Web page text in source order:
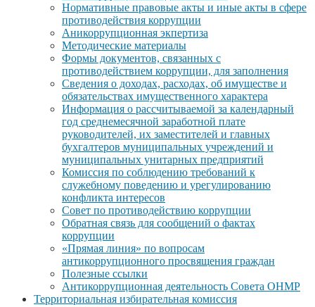
Нормативные правовые акты и иные акты в сфере
противодействия коррупции
Аникоррупционная экпертиза
Методические материалы
Формы документов, связанных с
противодействием коррупции, для заполнения
Сведения о доходах, расходах, об имуществе и
обязательствах имущественного характера
Информация о рассчитываемой за календарный
год среднемесячной заработной плате
руководителей, их заместителей и главных
бухгалтеров муниципальных учреждений и
муниципальных унитарных предприятий
Комиссия по соблюдению требований к
служебному поведению и урегулированию
конфликта интересов
Совет по противодействию коррупции
Обратная связь для сообщений о фактах
коррупции
«Прямая линия» по вопросам
антикоррупционного просвящения граждан
Полезные ссылки
Антикоррупционная деятельность Совета ОНМР
Территориальная избирательная комиссия